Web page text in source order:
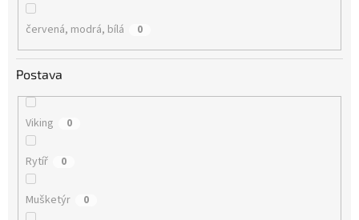
červená, modrá, bílá 0
Postava
Viking 0
Rytíř 0
Mušketýr 0